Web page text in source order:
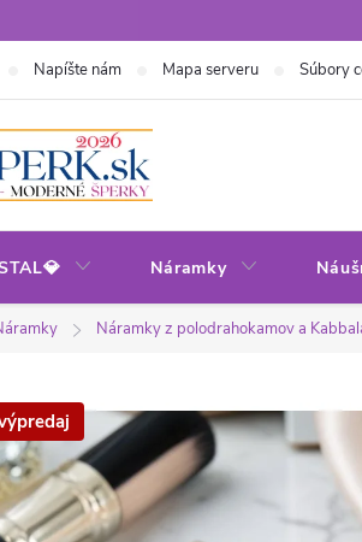
Napíšte nám Mapa serveru Súbory
Náramky
Náramky z polodrahokamov a